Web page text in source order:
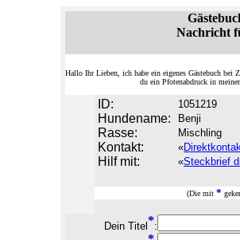
Nachricht
Hallo Ihr Lieben, ich habe ein eigenes Gästebuch bei
du ein Pfotenabdruck in
ID: 1051219
Hundename: Benji
Rasse: Mischling
Kontakt: «
Hilf mit: «Steckbrief
(Die mit *
Dein Titel *: